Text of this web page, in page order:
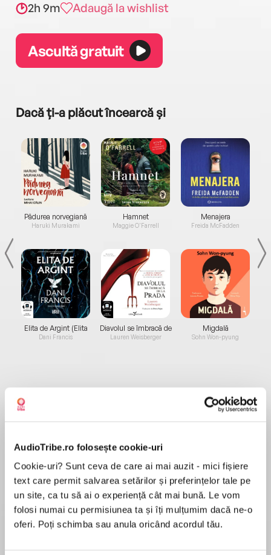
AudioTribe.ro folosește cookie-uri
Cookie-uri? Sunt ceva de care ai mai auzit - mici fișiere
text care permit salvarea setărilor și preferințelor tale pe
un site, ca tu să ai o experiență cât mai bună. Le vom
folosi numai cu permisiunea ta și îți mulțumim dacă ne-o
oferi. Poți schimba sau anula oricând acordul tău.
2h 9m
Adaugă la wishlist
Ascultă gratuit
Dacă ți-a plăcut încearcă și
Pădurea norvegiană
Haruki Murakami
Elita de Argint (Elita
de...
Dani Francis
Hamnet
Maggie O'Farrell
Diavolul se îmbracă de
la...
Lauren Weisberger
Menajera
Freida McFadden
Migdală
Sohn Won-pyung
Despre
autism sprijiniți de asociația Autism Voice.
Încasările din abonamente și credite
suplimentare pentru achiziția audiobook-ului
„Aventurile lui Remy în lumea lui «Tot ceea ce
există»” sunt donate către asociația Autism
Voice.
Cum donezi?
MAI MULT
Recenzii